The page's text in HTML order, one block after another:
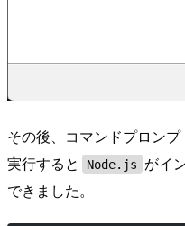
その後、コマンドプロン
実行すると
Node.js
がイ
できました。